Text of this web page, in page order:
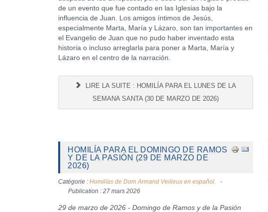
de un evento que fue contado en las Iglesias bajo la
influencia de Juan. Los amigos íntimos de Jesús,
especialmente Marta, María y Lázaro, son tan importantes en
el Evangelio de Juan que no pudo haber inventado esta
historia o incluso arreglarla para poner a Marta, María y
Lázaro en el centro de la narración.
LIRE LA SUITE : HOMILÍA PARA EL LUNES DE LA
SEMANA SANTA (30 DE MARZO DE 2026)
HOMILÍA PARA EL DOMINGO DE RAMOS
Y DE LA PASIÓN (29 DE MARZO DE
2026)
Catégorie : Homilías de Dom Armand Veilleux en español.
Publication : 27 mars 2026
29 de marzo de 2026 - Domingo de Ramos y de la Pasión